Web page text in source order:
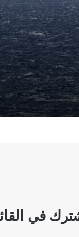
المندب عقب
بين واشنطنفي